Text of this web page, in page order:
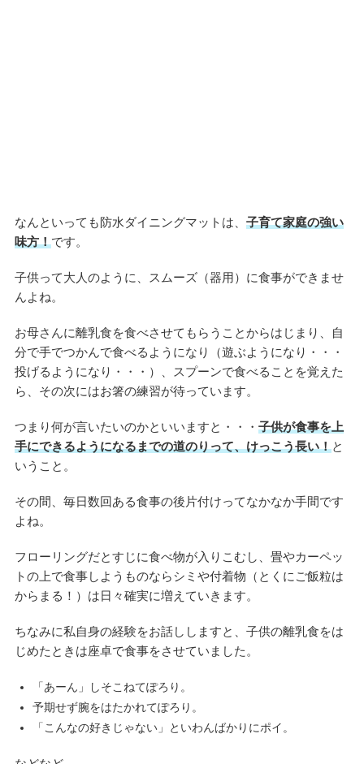
なんといっても防水ダイニングマットは、 子育て家庭の強い
味方！です。
子供って大人のように、スムーズ（器用）に食事ができませ
んよね。
お母さんに離乳食を食べさせてもらうことからはじまり、自
分で手でつかんで食べるようになり（遊ぶようになり・・・
投げるようになり・・・）、スプーンで食べることを覚えた
ら、その次にはお箸の練習が待っています。
つまり何が言いたいのかといいますと・・・ 子供が食事を上
手にできるようになるまでの道のりって、けっこう長い！と
いうこと。
その間、毎日数回ある食事の後片付けってなかなか手間です
よね。
フローリングだとすじに食べ物が入りこむし、畳やカーペッ
トの上で食事しようものならシミや付着物（とくにご飯粒は
からまる！）は日々確実に増えていきます。
ちなみに私自身の経験をお話ししますと、子供の離乳食をは
じめたときは座卓で食事をさせていました。
「あーん」しそこねてぽろり。
予期せず腕をはたかれてぽろり。
「こんなの好きじゃない」といわんばかりにポイ。